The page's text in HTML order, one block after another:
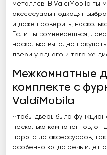
металлов. В ValdiMobila ты
аксессуары подходят
и даже проверить,
Если ты сомневаешься,
насколько выгодно
двери у одного и того же
Межкомнатные
комплекте с
ValdiMobila
Чтобы дверь была
несколько компонентов, от
порога до аксессуаров,
особенно когда речь идет